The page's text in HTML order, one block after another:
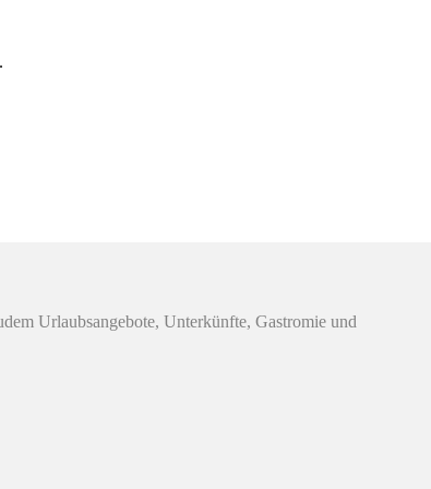
Urlaubsangebote, Unterkünfte, Gastromie und